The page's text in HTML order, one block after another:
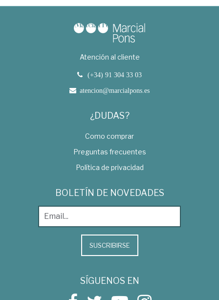
Atención al cliente
(+34) 91 304 33 03
atencion@marcialpons.es
¿DUDAS?
Como comprar
Preguntas frecuentes
Política de privacidad
BOLETÍN DE NOVEDADES
SUSCRIBIRSE
SÍGUENOS EN